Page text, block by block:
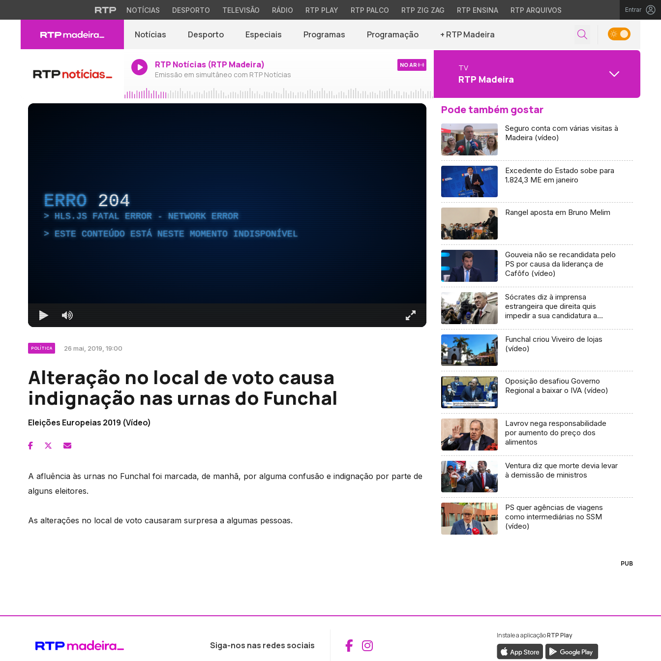
NOTÍCIAS DESPORTO TELEVISÃO RÁDIO RTP PLAY RTP PALCO RTP ZIG ZAG RTP ENSINA RTP ARQUIVOS Entrar
Notícias Desporto Especiais Programas Programação + RTP Madeira
RTP Notícias (RTP Madeira)
Emissão em simultâneo com RTP Notícias
NO AR TV
RTP Madeira
ERRO 204
HLS.JS FATAL ERROR - NETWORK ERROR
ESTE CONTEÚDO ESTÁ NESTE MOMENTO INDISPONÍVEL
POLÍTICA 26 mai, 2019, 19:00
Alteração no local de voto causa
indignação nas urnas do Funchal
Eleições Europeias 2019 (Vídeo)
A afluência às urnas no Funchal foi marcada, de manhã, por alguma confusão e indignação por parte de
alguns eleitores.
As alterações no local de voto causaram surpresa a algumas pessoas.
Pode também gostar
Seguro conta com várias visitas à
Madeira (vídeo)
Excedente do Estado sobe para
1.824,3 ME em janeiro
Rangel aposta em Bruno Melim
Gouveia não se recandidata pelo
PS por causa da liderança de
Cafôfo (vídeo)
Sócrates diz à imprensa
estrangeira que direita quis
impedir a sua candidatura a
Funchal criou Viveiro de lojas
(vídeo)
Oposição desafiou Governo
Regional a baixar o IVA (vídeo)
Lavrov nega responsabilidade
por aumento do preço dos
alimentos
Ventura diz que morte devia levar
à demissão de ministros
PS quer agências de viagens
como intermediárias no SSM
(vídeo)
PUB
Siga-nos nas redes sociais Aceder ao Facebook da RTP Madeira
Aceder ao Instagram da RTP Madeira
Instale a aplicaçãoRTP Play